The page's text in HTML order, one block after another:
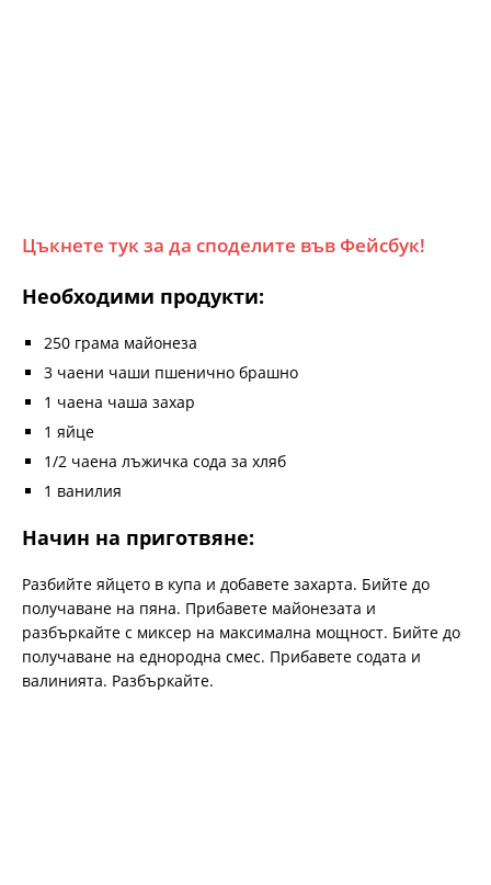
Цъкнете тук за да споделите във Фейсбук!
Необходими продукти:
250 грама майонеза
3 чаени чаши пшенично брашно
1 чаена чаша захар
1 яйце
1/2 чаена лъжичка сода за хляб
1 ванилия
Начин на приготвяне:
Разбийте яйцето в купа и добавете захарта. Бийте до
получаване на пяна. Прибавете майонезата и
разбъркайте с миксер на максимална мощност. Бийте до
получаване на еднородна смес. Прибавете содата и
валинията. Разбъркайте.